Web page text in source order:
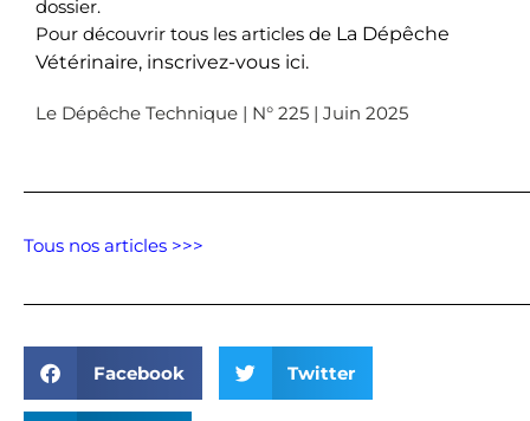
dossier.
Pour découvrir tous les articles de La Dépêche
Vétérinaire, inscrivez-vous ici.
Le Dépêche Technique | N° 225 | Juin 2025
Tous nos articles >>>
Facebook Twitter